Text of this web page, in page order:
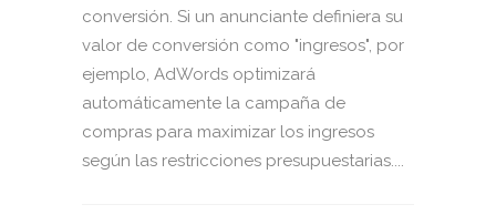
conversión. Si un anunciante definiera su
valor de conversión como "ingresos", por
ejemplo, AdWords optimizará
automáticamente la campaña de
compras para maximizar los ingresos
según las restricciones presupuestarias....